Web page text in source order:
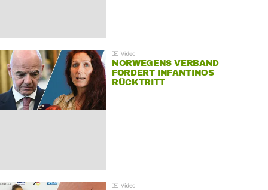
NORWEGENS VERBAND
FORDERT INFANTINOS
RÜCKTRITT